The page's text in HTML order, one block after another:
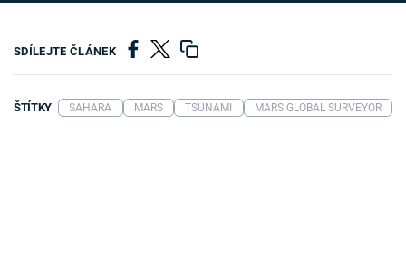
SDÍLEJTE ČLÁNEK
ŠTÍTKY SAHARA MARS TSUNAMI MARS GLOBAL SURVEYOR